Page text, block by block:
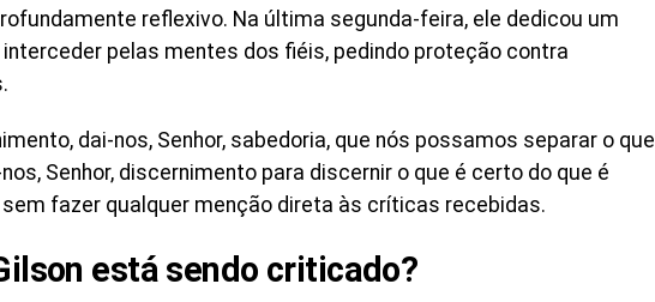
reflexivo. Na última segunda-feira, ele dedicou um
pelas mentes dos fiéis, pedindo proteção contra
dai-nos, Senhor, sabedoria, que nós possamos separar o que
Senhor, discernimento para discernir o que é certo do que é
sem fazer qualquer menção direta às críticas recebidas.
está sendo criticado?